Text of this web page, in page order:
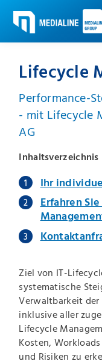
Lifecycle
Performance-
- mit Lifecycle
AG
Inhaltsverzeichnis
Ihr
Erfahren
Ziel von IT-
systematische
Verwaltbarkeit
inklusive aller
Lifecycle
Kosten,
und Risiken zu